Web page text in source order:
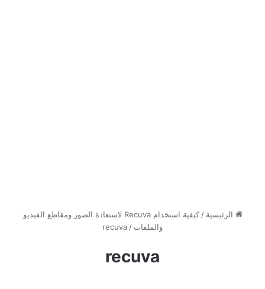
الرئيسية /
كيفية استخدام Recuva لاستعادة الصور ومقاطع الفيديو
والملفات /
recuva
recuva